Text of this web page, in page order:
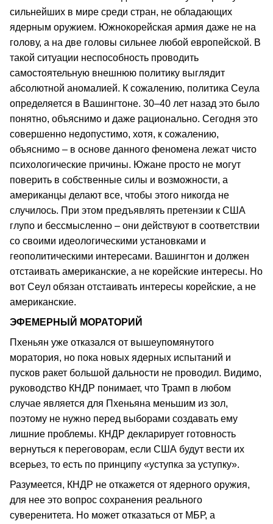
сильнейших в мире среди стран, не обладающих
ядерным оружием. Южнокорейская армия даже не на
голову, а на две головы сильнее любой европейской. В
такой ситуации неспособность проводить
самостоятельную внешнюю политику выглядит
абсолютной аномалией. К сожалению, политика Сеула
определяется в Вашингтоне. 30–40 лет назад это было
понятно, объяснимо и даже рационально. Сегодня это
совершенно недопустимо, хотя, к сожалению,
объяснимо – в основе данного феномена лежат чисто
психологические причины. Южане просто не могут
поверить в собственные силы и возможности, а
американцы делают все, чтобы этого никогда не
случилось. При этом предъявлять претензии к США
глупо и бессмысленно – они действуют в соответствии
со своими идеологическими установками и
геополитическими интересами. Вашингтон и должен
отстаивать американские, а не корейские интересы. Но
вот Сеул обязан отстаивать интересы корейские, а не
американские.
ЭФЕМЕРНЫЙ МОРАТОРИЙ
Пхеньян уже отказался от вышеупомянутого
моратория, но пока новых ядерных испытаний и
пусков ракет большой дальности не проводил. Видимо,
руководство КНДР понимает, что Трамп в любом
случае является для Пхеньяна меньшим из зол,
поэтому не нужно перед выборами создавать ему
лишние проблемы. КНДР декларирует готовность
вернуться к переговорам, если США будут вести их
всерьез, то есть по принципу «уступка за уступку».
Разумеется, КНДР не откажется от ядерного оружия,
для нее это вопрос сохранения реального
суверенитета. Но может отказаться от МБР, а